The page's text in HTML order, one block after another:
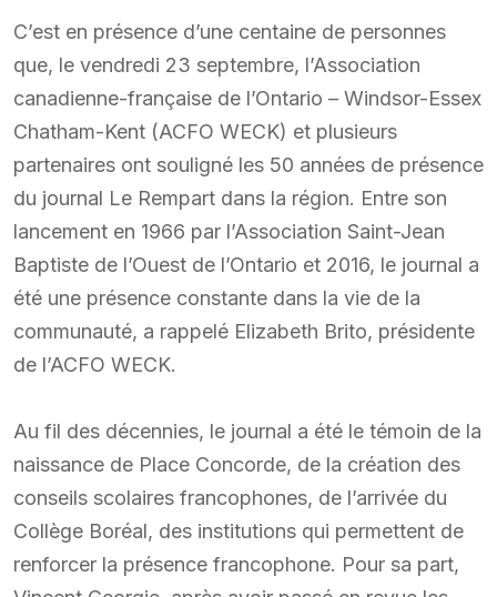
C’est en présence d’une centaine de personnes
que, le vendredi 23 septembre, l’Association
canadienne-française de l’Ontario – Windsor-Essex
Chatham-Kent (ACFO WECK) et plusieurs
partenaires ont souligné les 50 années de présence
du journal Le Rempart dans la région. Entre son
lancement en 1966 par l’Association Saint-Jean
Baptiste de l’Ouest de l’Ontario et 2016, le journal a
été une présence constante dans la vie de la
communauté, a rappelé Elizabeth Brito, présidente
de l’ACFO WECK.
Au fil des décennies, le journal a été le témoin de la
naissance de Place Concorde, de la création des
conseils scolaires francophones, de l’arrivée du
Collège Boréal, des institutions qui permettent de
renforcer la présence francophone. Pour sa part,